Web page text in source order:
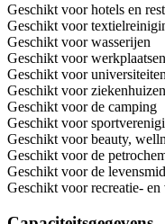
Geschikt voor hotels en
Geschikt voor
Geschikt voor wasserijen
Geschikt voor werkplaatsen
Geschikt voor
Geschikt voor ziekenhuizen
Geschikt voor de camping
Geschikt voor
Geschikt voor beauty,
Geschikt voor de
Geschikt voor de
Geschikt voor recreatie- en